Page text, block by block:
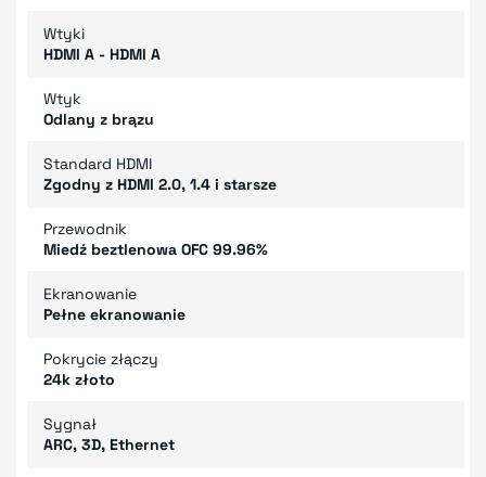
Wtyki
HDMI A - HDMI A
Wtyk
Odlany z brązu
Standard HDMI
Zgodny z HDMI 2.0, 1.4 i starsze
Przewodnik
Miedź beztlenowa OFC 99.96%
Ekranowanie
Pełne ekranowanie
Pokrycie złączy
24k złoto
Sygnał
ARC, 3D, Ethernet